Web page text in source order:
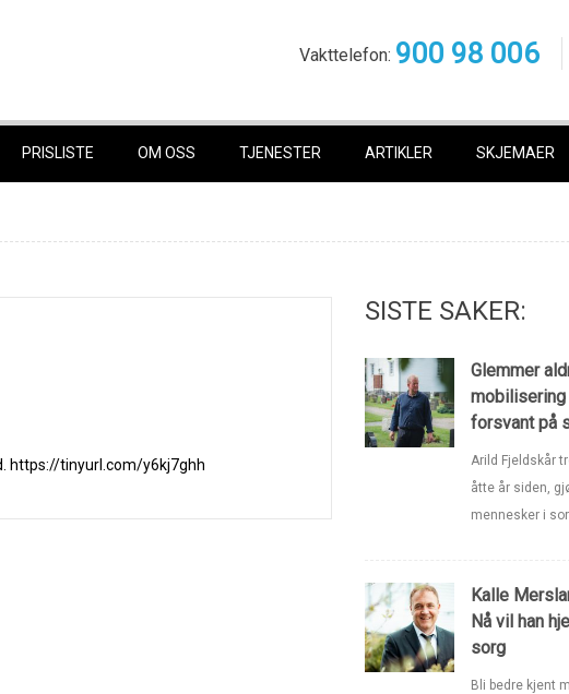
Vakttelefon: 900 98 006
PRISLISTE OM OSS TJENESTER ARTIKLER SKJEMAER
https://tinyurl.com/y6kj7ghh
SISTE SAKER:
Glemmer
mobilisering
forsvant på
Arild Fjeldskår
åtte år siden,
mennesker i
Kalle
Nå vil han
sorg
Bli bedre kjent